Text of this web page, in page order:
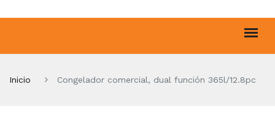
Inicio Congelador comercial, dual función 365l/12.8pc